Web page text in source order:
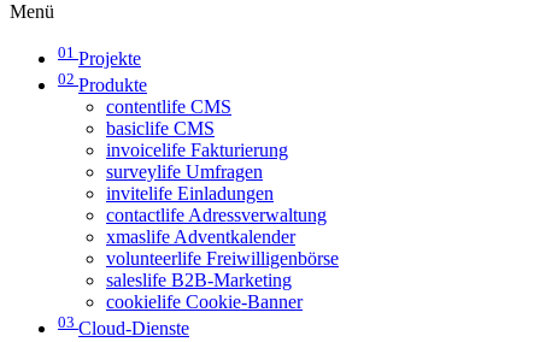
Menü
01 Projekte
02 Produkte
contentlife CMS
basiclife CMS
invoicelife Fakturierung
surveylife Umfragen
invitelife Einladungen
contactlife Adressverwaltung
xmaslife Adventkalender
volunteerlife Freiwilligenbörse
saleslife B2B-Marketing
cookielife Cookie-Banner
03 Cloud-Dienste